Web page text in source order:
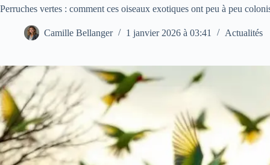
Perruches vertes : comment ces oiseaux exotiques ont peu à peu
Camille Bellanger 1 janvier 2026 à 03:41 Actualités